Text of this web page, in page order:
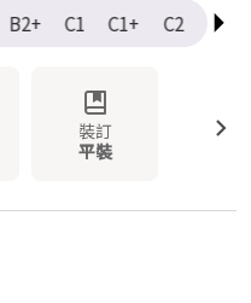
B2+ C1 C1+ C2
裝訂
平裝